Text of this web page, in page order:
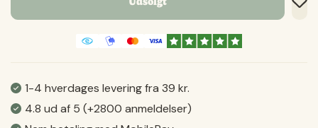
1-4 hverdages levering fra 39 kr.
4.8 ud af 5 (+2800 anmeldelser)